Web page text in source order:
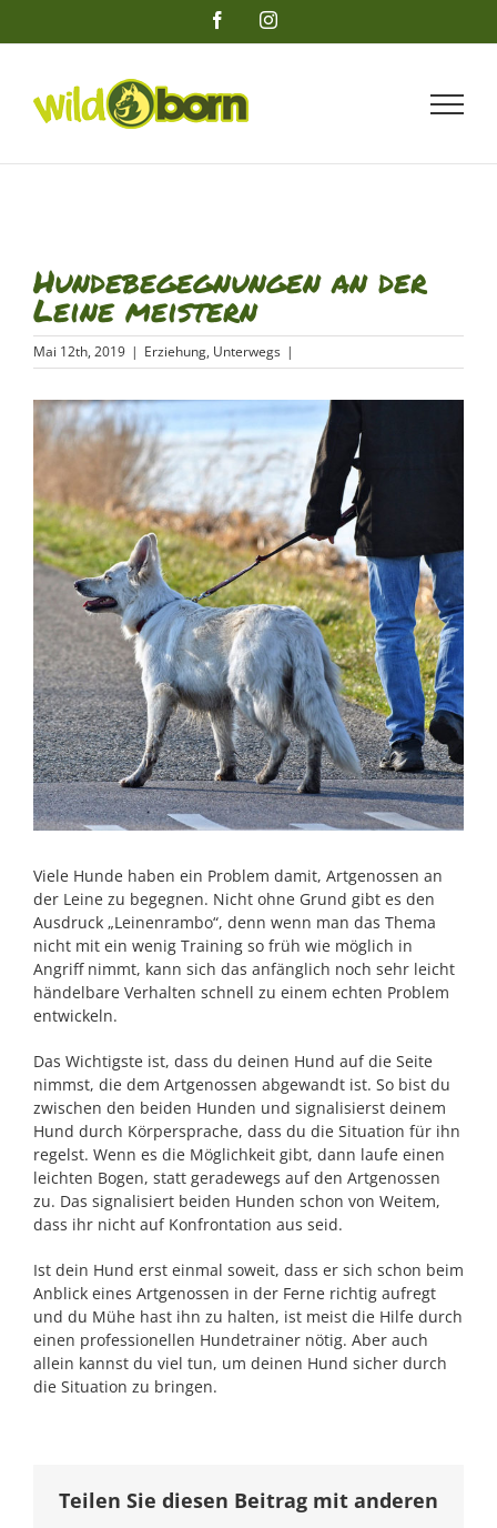
FacebookInstagram
Hundebegegnungen an der
Leine meistern
Mai 12th, 2019 | Erziehung, Unterwegs |
Viele Hunde haben ein Problem damit, Artgenossen an
der Leine zu begegnen. Nicht ohne Grund gibt es den
Ausdruck „Leinenrambo“, denn wenn man das Thema
nicht mit ein wenig Training so früh wie möglich in
Angriff nimmt, kann sich das anfänglich noch sehr leicht
händelbare Verhalten schnell zu einem echten Problem
entwickeln.
Das Wichtigste ist, dass du deinen Hund auf die Seite
nimmst, die dem Artgenossen abgewandt ist. So bist du
zwischen den beiden Hunden und signalisierst deinem
Hund durch Körpersprache, dass du die Situation für ihn
regelst. Wenn es die Möglichkeit gibt, dann laufe einen
leichten Bogen, statt geradewegs auf den Artgenossen
zu. Das signalisiert beiden Hunden schon von Weitem,
dass ihr nicht auf Konfrontation aus seid.
Ist dein Hund erst einmal soweit, dass er sich schon beim
Anblick eines Artgenossen in der Ferne richtig aufregt
und du Mühe hast ihn zu halten, ist meist die Hilfe durch
einen professionellen Hundetrainer nötig. Aber auch
allein kannst du viel tun, um deinen Hund sicher durch
die Situation zu bringen.
Teilen Sie diesen Beitrag mit anderen